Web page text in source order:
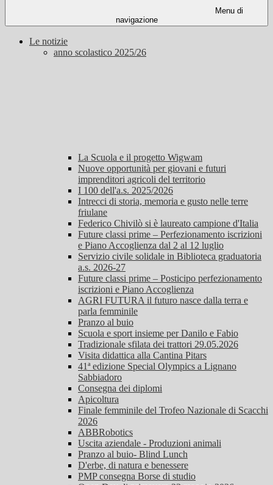
Menu di
navigazione
Le notizie
anno scolastico 2025/26
La Scuola e il progetto Wigwam
Nuove opportunità per giovani e futuri
imprenditori agricoli del territorio
I 100 dell'a.s. 2025/2026
Intrecci di storia, memoria e gusto nelle terre
friulane
Federico Chivilò si è laureato campione d'Italia
Future classi prime – Perfezionamento iscrizioni
e Piano Accoglienza dal 2 al 12 luglio
Servizio civile solidale in Biblioteca graduatoria
a.s. 2026-27
Future classi prime – Posticipo perfezionamento
iscrizioni e Piano Accoglienza
AGRI FUTURA il futuro nasce dalla terra e
parla femminile
Pranzo al buio
Scuola e sport insieme per Danilo e Fabio
Tradizionale sfilata dei trattori 29.05.2026
Visita didattica alla Cantina Pitars
41ª edizione Special Olympics a Lignano
Sabbiadoro
Consegna dei diplomi
Apicoltura
Finale femminile del Trofeo Nazionale di Scacchi
2026
ABBRobotics
Uscita aziendale - Produzioni animali
Pranzo al buio- Blind Lunch
D'erbe, di natura e benessere
PMP consegna Borse di studio